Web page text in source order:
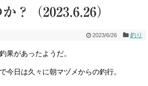
？（2023.6.26）
2023/6/26 釣り
果があったようだ。
今日は久々に朝マヅメからの釣行。